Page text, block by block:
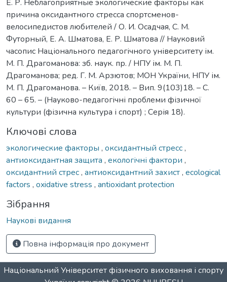
Е. Р. Неблагоприятные экологические факторы как
причина оксидантного стресса спортсменов-
велосипедистов любителей / О. И. Осадчая, С. М.
Футорный, Е. А. Шматова, Е. Р. Шматова // Науковий
часопис Національного педагогічного університету ім.
М. П. Драгоманова: зб. наук. пр. / НПУ ім. М. П.
Драгоманова; ред. Г. М. Арзютов; МОН України, НПУ ім.
М. П. Драгоманова. – Київ, 2018. – Вип. 9(103)18. – С.
60 – 65. – (Науково-педагогічні проблеми фізичної
культури (фізична культура і спорт) ; Серія 18).
Ключові слова
экологические факторы , оксидантный стресс,
антиоксидантная защита , екологічні фактори ,
оксидантний стрес, антиоксидантний захист, ecological
factors , oxidative stress , antioxidant protection
Зібрання
Наукові видання
Повна інформація про документ
Національний Університет фізичного виховання і спорту